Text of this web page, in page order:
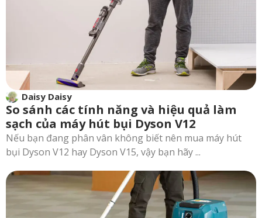
Daisy Daisy
So sánh các tính năng và hiệu quả làm
sạch của máy hút bụi Dyson V12
Nếu bạn đang phân vân không biết nên mua máy hút
bụi Dyson V12 hay Dyson V15, vậy bạn hãy ...